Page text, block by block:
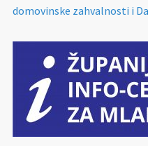
domovinske zahvalnosti i